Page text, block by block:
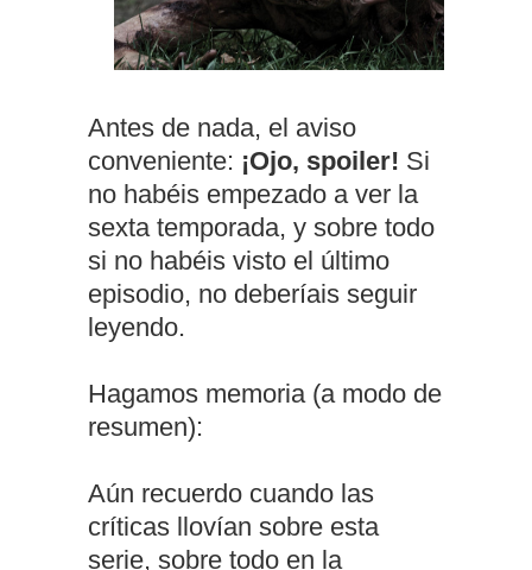
Antes de nada, el aviso
conveniente: ¡Ojo, spoiler! Si
no habéis empezado a ver la
sexta temporada, y sobre todo
si no habéis visto el último
episodio, no deberíais seguir
leyendo.
Hagamos memoria (a modo de
resumen):
Aún recuerdo cuando las
críticas llovían sobre esta
serie, sobre todo en la